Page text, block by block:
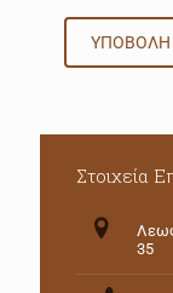
Στοιχεία
35